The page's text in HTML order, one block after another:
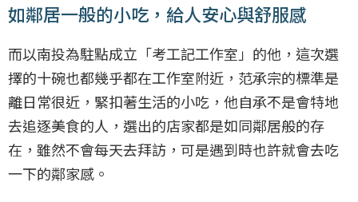
如鄰居一般的小吃，給人安心與舒服感
而以南投為駐點成立「考工記工作室」的他，這次選
擇的十碗也都幾乎都在工作室附近，范承宗的標準是
離日常很近，緊扣著生活的小吃，他自承不是會特地
去追逐美食的人，選出的店家都是如同鄰居般的存
在，雖然不會每天去拜訪，可是遇到時也許就會去吃
一下的鄰家感。